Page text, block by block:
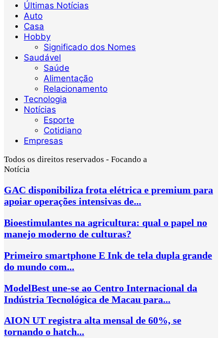
Últimas Notícias
Auto
Casa
Hobby
Significado dos Nomes
Saudável
Saúde
Alimentação
Relacionamento
Tecnologia
Notícias
Esporte
Cotidiano
Empresas
Todos os direitos reservados - Focando a
Notícia
GAC disponibiliza frota elétrica e premium para
apoiar operações intensivas de...
Bioestimulantes na agricultura: qual o papel no
manejo moderno de culturas?
Primeiro smartphone E Ink de tela dupla grande
do mundo com...
ModelBest une-se ao Centro Internacional da
Indústria Tecnológica de Macau para...
AION UT registra alta mensal de 60%, se
tornando o hatch...